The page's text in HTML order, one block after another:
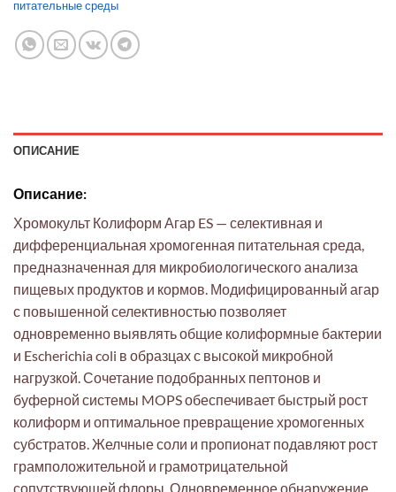
питательные среды
ОПИСАНИЕ
Описание:
Хромокульт Колиформ Агар ES — селективная и
дифференциальная хромогенная питательная среда,
предназначенная для микробиологического анализа
пищевых продуктов и кормов. Модифицированный агар
с повышенной селективностью позволяет
одновременно выявлять общие колиформные бактерии
и Escherichia coli в образцах с высокой микробной
нагрузкой. Сочетание подобранных пептонов и
буферной системы MOPS обеспечивает быстрый рост
колиформ и оптимальное превращение хромогенных
субстратов. Желчные соли и пропионат подавляют рост
грамположительной и грамотрицательной
сопутствующей флоры. Одновременное обнаружение